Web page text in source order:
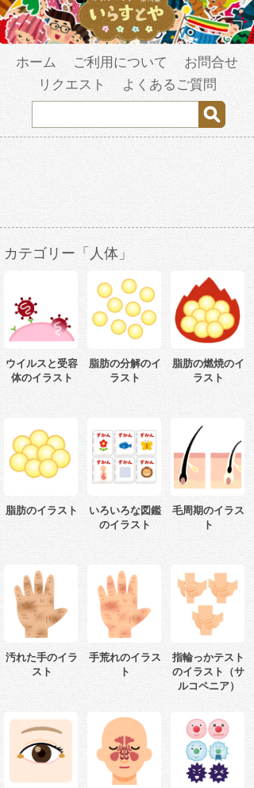
ホーム ご利用について
お問合せ
リクエスト
よくあるご質問
カテゴリー「人体」
ウイルスと受容
体のイラスト
脂肪の分解のイ
ラスト
脂肪の燃焼のイ
ラスト
脂肪のイラスト
いろいろな図鑑
のイラスト
毛周期のイラス
ト
汚れた手のイラ
スト
手荒れのイラス
ト
指輪っかテスト
のイラスト（サ
ルコペニア）